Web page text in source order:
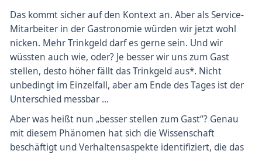
Das kommt sicher auf den Kontext an. Aber als Service-
Mitarbeiter in der Gastronomie würden wir jetzt wohl
nicken. Mehr Trinkgeld darf es gerne sein. Und wir
wüssten auch wie, oder? Je besser wir uns zum Gast
stellen, desto höher fällt das Trinkgeld aus*. Nicht
unbedingt im Einzelfall, aber am Ende des Tages ist der
Unterschied messbar …
Aber was heißt nun „besser stellen zum Gast“? Genau
mit diesem Phänomen hat sich die Wissenschaft
beschäftigt und Verhaltensaspekte identifiziert, die das